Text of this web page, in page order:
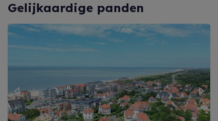
Gelijkaardige panden
Previous Next